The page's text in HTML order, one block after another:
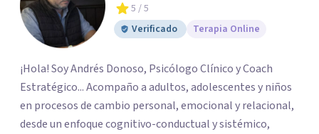
5 / 5
Verificado
Terapia Online
¡Hola! Soy Andrés Donoso, Psicólogo Clínico y Coach
Estratégico... Acompaño a adultos, adolescentes y niños
en procesos de cambio personal, emocional y relacional,
desde un enfoque cognitivo-conductual y sistémico,